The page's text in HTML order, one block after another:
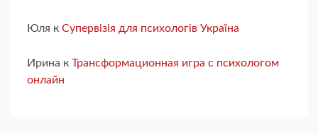
Юля к Супервізія для психологів Україна
Ирина к Трансформационная игра с психологом
онлайн